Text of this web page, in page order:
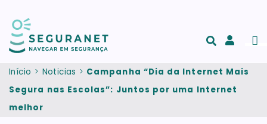
e
registo
Início Noticias
Campanha “Dia da Internet Mais
Segura nas Escolas”: Juntos por uma Internet
melhor